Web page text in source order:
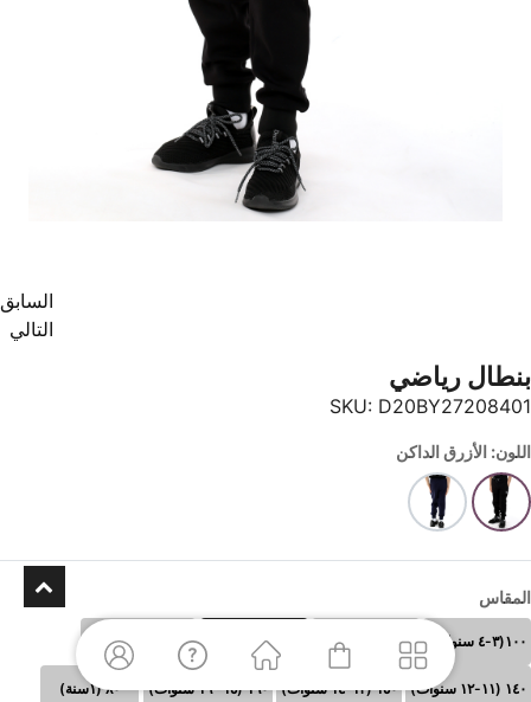
السابق
التالي
بنطال رياضي
SKU: D20BY27208401
اللون: الأزرق الداكن
المقاس
١٠٠(٣-٤ سنوات) ١١٠ (٥-٦سنوات) ١٣٠ (٩-١٠سنوات)
١٤٠ (١١-١٢ سنوات) ١٥٠ (١٣-١٤ سنوات) ١٦٠ (١٥- ١٦ سنوات) ٨٠ (١سنة)